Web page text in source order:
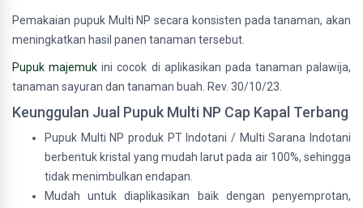
Pemakaian pupuk Multi NP secara konsisten pada tanaman, akan
meningkatkan hasil panen tanaman tersebut.
Pupuk majemuk ini cocok di aplikasikan pada tanaman palawija,
tanaman sayuran dan tanaman buah. Rev. 30/10/23.
Keunggulan Jual Pupuk Multi NP Cap Kapal Terbang
Pupuk Multi NP produk PT Indotani / Multi Sarana Indotani
berbentuk kristal yang mudah larut pada air 100%, sehingga
tidak menimbulkan endapan.
Mudah untuk diaplikasikan baik dengan penyemprotan,